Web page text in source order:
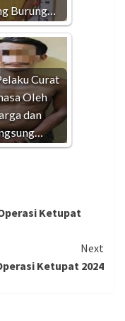
Burung…
Curat
Oleh
dan
Ketupat
Next
Ketupat 2024